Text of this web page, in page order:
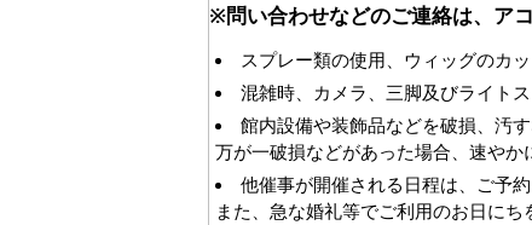
※問い合わせなどのご連絡は、ア
スプレー類の使用、ウィッグのカッ
混雑時、カメラ、三脚及びライト
館内設備や装飾品などを破損、汚
万が一破損などがあった場合、速やか
他催事が開催される日程は、ご予
また、急な婚礼等でご利用のお日に